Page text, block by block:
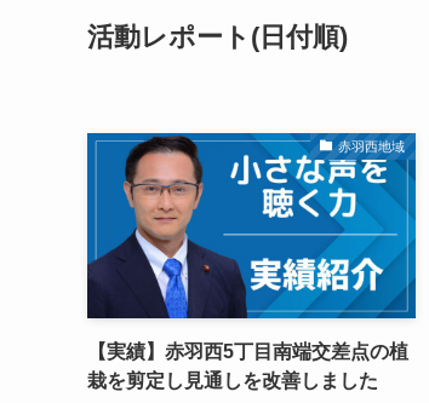
活動レポート(日付順)
赤羽西地域
【実績】赤羽西5丁目南端交差点の植
栽を剪定し見通しを改善しました